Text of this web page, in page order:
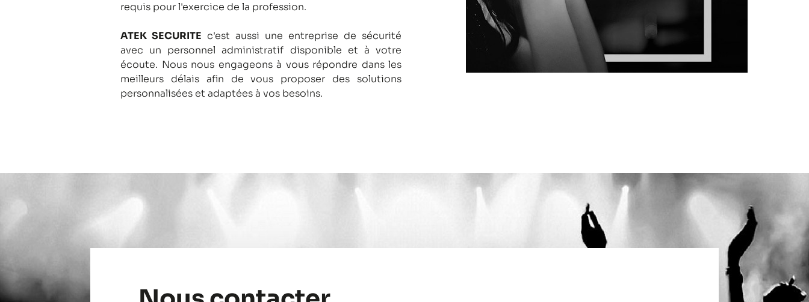
requis pour l'exercice de la profession.
ATEK SECURITE c'est aussi une entreprise de sécurité
avec un personnel administratif disponible et à votre
écoute. Nous nous engageons à vous répondre dans les
meilleurs délais afin de vous proposer des solutions
personnalisées et adaptées à vos besoins.